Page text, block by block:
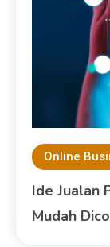
Online
Ide Jualan
Mudah